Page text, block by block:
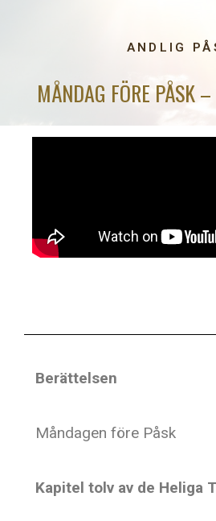
ANDLIG
MÅNDAG FÖRE PÅSK
Berättelsen
Måndagen före Påsk
Kapitel tolv av de Heliga